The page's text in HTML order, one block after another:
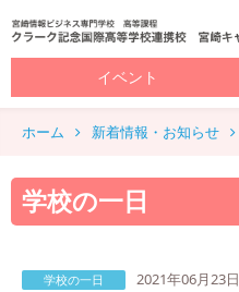
イベント
ホーム 新着情報・お知らせ
学校の一日
学校の一日 2021年06月23日